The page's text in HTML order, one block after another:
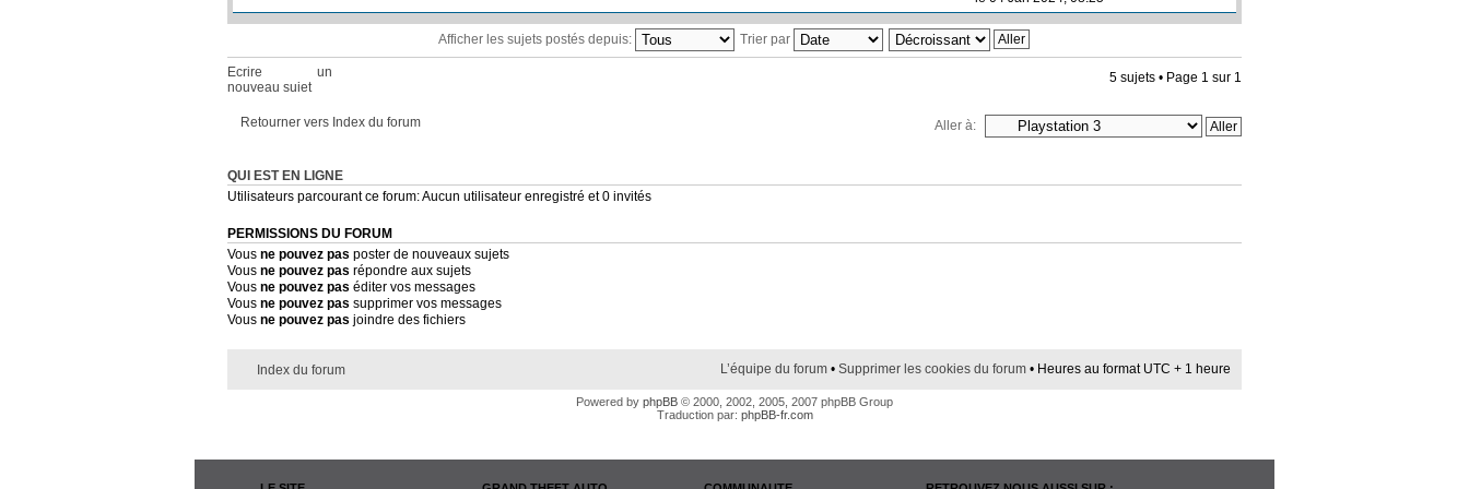
Afficher les sujets postés depuis: Trier par
Ecrire un
nouveau sujet
5 sujets • Page 1 sur 1
Retourner vers Index du forum Aller à:
QUI EST EN LIGNE
Utilisateurs parcourant ce forum: Aucun utilisateur enregistré et 0 invités
PERMISSIONS DU FORUM
Vous ne pouvez pas poster de nouveaux sujets
Vous ne pouvez pas répondre aux sujets
Vous ne pouvez pas éditer vos messages
Vous ne pouvez pas supprimer vos messages
Vous ne pouvez pas joindre des fichiers
Index du forum L’équipe du forum • Supprimer les cookies du forum • Heures au format UTC + 1 heure
Powered by phpBB © 2000, 2002, 2005, 2007 phpBB Group
Traduction par: phpBB-fr.com